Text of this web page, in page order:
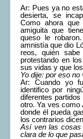
Ar: Pues ya no
desierta, se
Como ahora
amiguita que
queso le
amnistía que dio
reos, quién
protestando en
sus vidas y que
Yo dije: por eso
Ar: Cuando yo
identifico por
diferentes
otro. Ya ves como
donde él pueda
los contrarios
Así ven las cosas
clara de lo que